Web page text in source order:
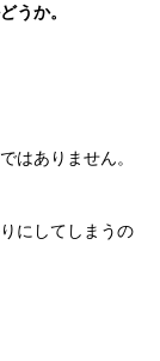
うか。
はありません。
にしてしまうの